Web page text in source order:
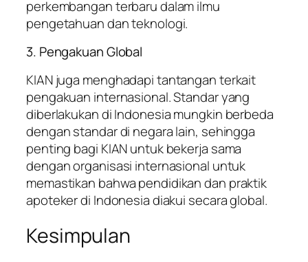
perkembangan terbaru dalam ilmu
pengetahuan dan teknologi.
3. Pengakuan Global
KIAN juga menghadapi tantangan terkait
pengakuan internasional. Standar yang
diberlakukan di Indonesia mungkin berbeda
dengan standar di negara lain, sehingga
penting bagi KIAN untuk bekerja sama
dengan organisasi internasional untuk
memastikan bahwa pendidikan dan praktik
apoteker di Indonesia diakui secara global.
Kesimpulan